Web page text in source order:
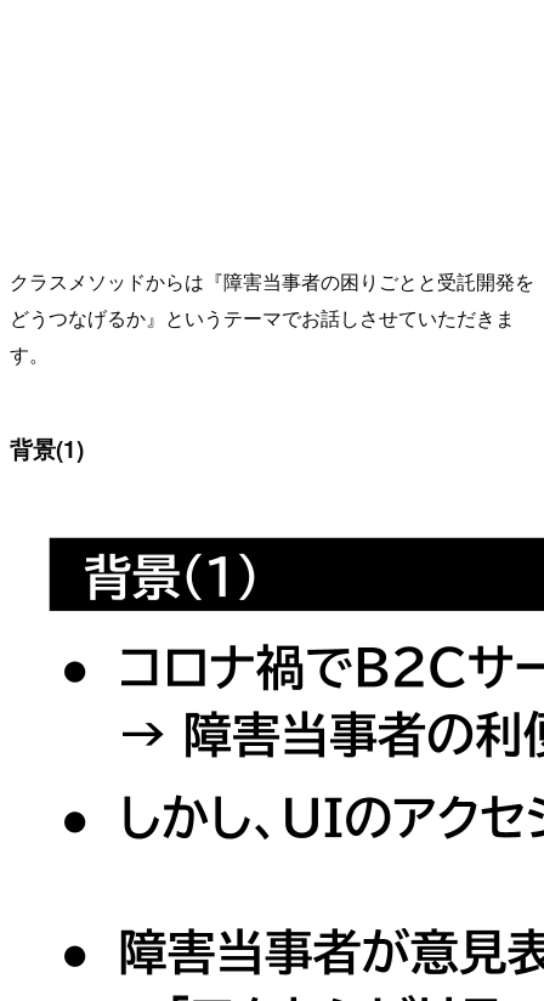
クラスメソッドからは『障害当事者の困りごとと受託開発を
どうつなげるか』というテーマでお話しさせていただきま
す。
背景(1)